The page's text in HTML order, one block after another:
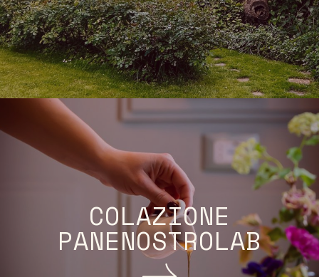
COLAZIONE
PANENOSTROLAB